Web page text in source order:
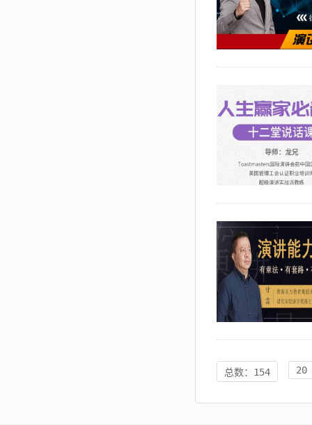
总数：154 20